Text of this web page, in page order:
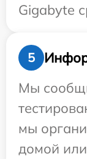
Gigabyte
5
Мы
мы
домой